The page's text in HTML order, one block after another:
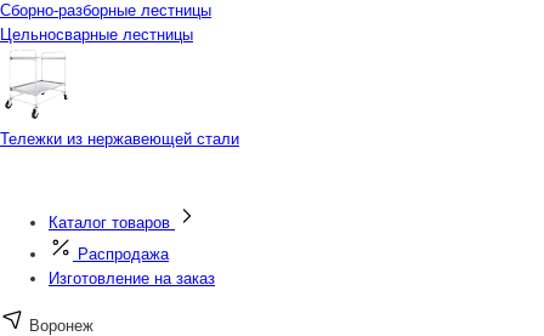
Сборно-разборные лестницы
Цельносварные лестницы
Тележки из нержавеющей стали
Каталог товаров
Распродажа
Изготовление на заказ
Воронеж